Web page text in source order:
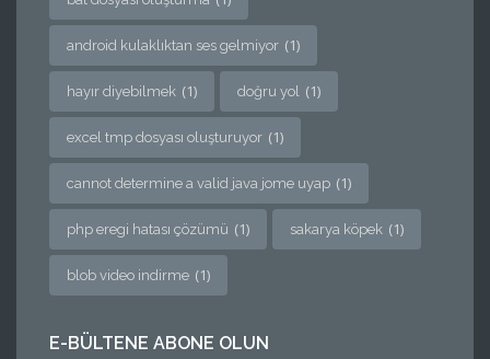
android kulaklıktan ses gelmiyor (1)
hayır diyebilmek (1) doğru yol (1)
excel tmp dosyası oluşturuyor (1)
cannot determine a valid java jome uyap (1)
php eregi hatası çözümü (1) sakarya köpek (1)
blob video indirme (1)
E-BÜLTENE ABONE OLUN